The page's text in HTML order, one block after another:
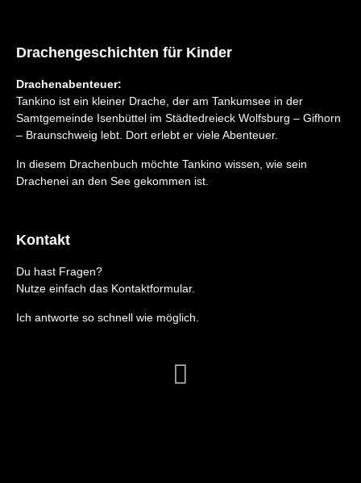
Drachengeschichten für Kinder
Drachenabenteuer:
Tankino ist ein kleiner Drache, der am Tankumsee in der
Samtgemeinde Isenbüttel im Städtedreieck Wolfsburg – Gifhorn
– Braunschweig lebt. Dort erlebt er viele Abenteuer.
In diesem Drachenbuch möchte Tankino wissen, wie sein
Drachenei an den See gekommen ist.
Kontakt
Du hast Fragen?
Nutze einfach das Kontaktformular.
Ich antworte so schnell wie möglich.